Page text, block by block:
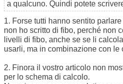
a qualcuno. Quindi potete
1. Forse tutti hanno sentito
non ho scritto di fibo, perché non
livelli di fibo, anche se se li
usarli, ma in combinazione con le
2. Finora il vostro articolo non
per lo schema di calcolo.